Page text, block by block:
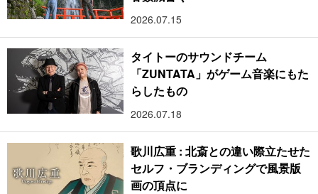
2026.07.15
タイトーのサウンドチーム
「ZUNTATA」がゲーム音楽にもた
らしたもの
2026.07.18
歌川広重 : 北斎との違い際立たせた
セルフ・ブランディングで風景版
画の頂点に